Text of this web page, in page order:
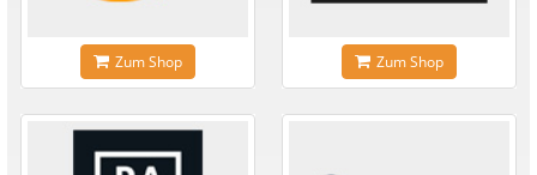
Zum Shop Zum Shop